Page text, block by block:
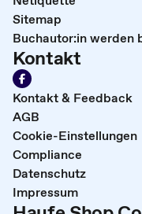
Sitemap
Buchautor:in werden
Kontakt
Kontakt & Feedback
AGB
Cookie-Einstellungen
Compliance
Datenschutz
Impressum